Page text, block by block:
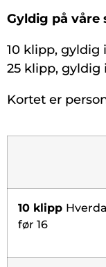
Gyldig på våre
10 klipp, gyldig
25 klipp, gyldig
Kortet er
10 klipp
før 16